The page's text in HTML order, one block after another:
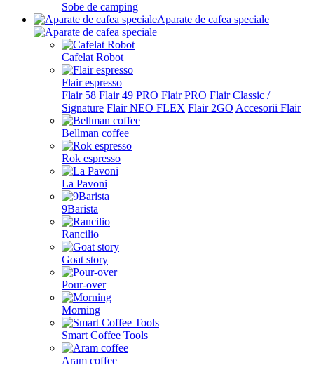
Sobe de camping
Aparate de cafea speciale
Cafelat Robot
Flair espresso
Flair 58 Flair 49 PRO Flair PRO Flair Classic /
Signature Flair NEO FLEX Flair 2GO Accesorii Flair
Bellman coffee
Rok espresso
La Pavoni
9Barista
Rancilio
Goat story
Pour-over
Morning
Smart Coffee Tools
Aram coffee